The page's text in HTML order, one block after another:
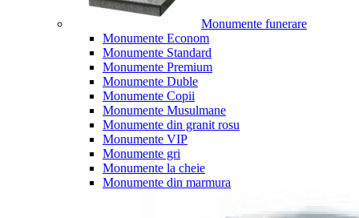
Monumente funerare
Monumente Econom
Monumente Standard
Monumente Premium
Monumente Duble
Monumente Copii
Monumente Musulmane
Monumente din granit rosu
Monumente VIP
Monumente gri
Monumente la cheie
Monumente din marmura